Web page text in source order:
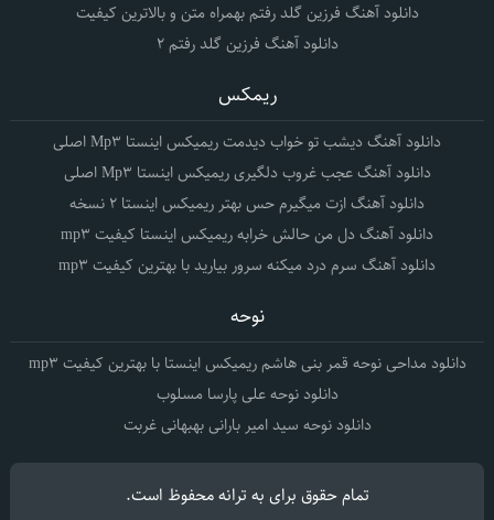
دانلود آهنگ فرزین گلد رفتم بهمراه متن و بالاترین کیفیت
دانلود آهنگ فرزین گلد رفتم 2
ریمکس
دانلود آهنگ دیشب تو خواب دیدمت ریمیکس اینستا Mp3 اصلی
دانلود آهنگ عجب غروب دلگیری ریمیکس اینستا Mp3 اصلی
دانلود آهنگ ازت میگیرم حس بهتر ریمیکس اینستا 2 نسخه
دانلود آهنگ دل من حالش خرابه ریمیکس اینستا کیفیت mp3
دانلود آهنگ سرم درد میکنه سرور بیارید با بهترین کیفیت mp3
نوحه
دانلود مداحی نوحه قمر بنی هاشم ریمیکس اینستا با بهترین کیفیت mp3
دانلود نوحه علی پارسا مسلوب
دانلود نوحه سید امیر بارانی بهبهانی غربت
تمام حقوق برای به ترانهمحفوظ است.